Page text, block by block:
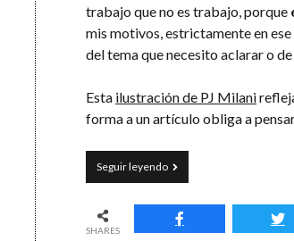
trabajo que no es trabajo, porque
mis motivos, estrictamente en
del tema que necesito aclarar o
Esta ilustración de PJ Milani
forma a un artículo obliga a
Seguir leyendoUn
tercer
en
el
SHARES